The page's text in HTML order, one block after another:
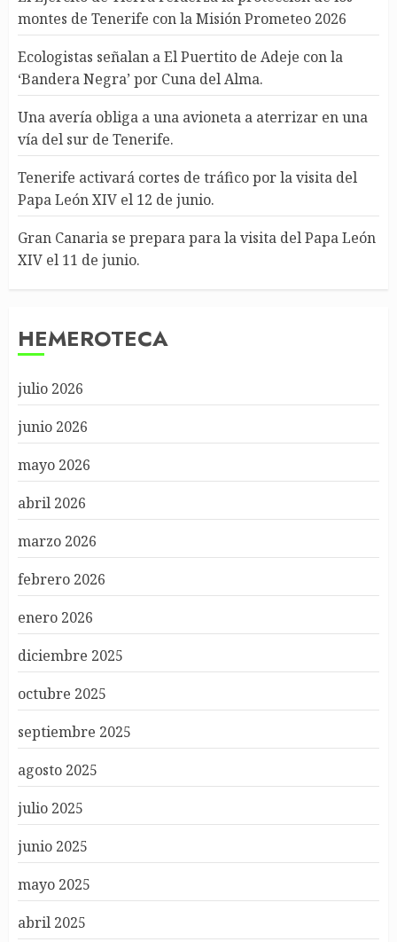
montes de Tenerife con la Misión Prometeo 2026
Ecologistas señalan a El Puertito de Adeje con la
‘Bandera Negra’ por Cuna del Alma.
Una avería obliga a una avioneta a aterrizar en una
vía del sur de Tenerife.
Tenerife activará cortes de tráfico por la visita del
Papa León XIV el 12 de junio.
Gran Canaria se prepara para la visita del Papa León
XIV el 11 de junio.
HEMEROTECA
julio 2026
junio 2026
mayo 2026
abril 2026
marzo 2026
febrero 2026
enero 2026
diciembre 2025
octubre 2025
septiembre 2025
agosto 2025
julio 2025
junio 2025
mayo 2025
abril 2025